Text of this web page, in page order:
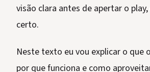
visão clara antes de apertar o
certo.
Neste texto eu vou explicar o que
por que funciona e como